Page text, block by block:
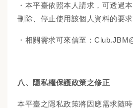
・本平臺依照本人請求，可透過
刪除、停止使用該個人資料的要求
・相關需求可來信至：
八、隱私權保護政策之修正
本平臺之隱私政策將因應需求隨